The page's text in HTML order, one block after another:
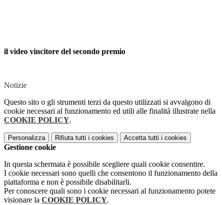
il video vincitore del secondo premio
Notizie
Questo sito o gli strumenti terzi da questo utilizzati si avvalgono di
cookie necessari al funzionamento ed utili alle finalità illustrate nella
COOKIE POLICY.
Personalizza Rifiuta tutti i cookies Accetta tutti i cookies
Gestione cookie
In questa schermata è possibile scegliere quali cookie consentire.
I cookie necessari sono quelli che consentono il funzionamento della
piattaforma e non è possibile disabilitarli.
Per conoscere quali sono i cookie necessari al funzionamento potete
visionare la COOKIE POLICY.